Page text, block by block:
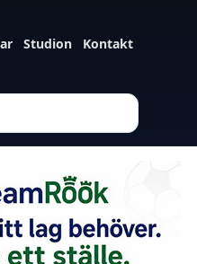
Studion Kontakt